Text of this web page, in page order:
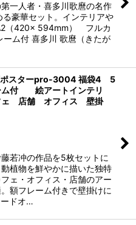
一人者・喜多川歌麿の名作
る豪華セット。インテリアや
（420× 594mm） フルカ
ーム付 喜多川 歌麿（きたが
ポスターpro-3004 福袋4 5
ム付 絵アートインテリ
店舗 オフィス 壁掛
若冲の作品を5枚セットに
植物を鮮やかに描いた独特
ェ・オフィス・店舗のアー
額フレーム付きで壁掛けに
ドオ…